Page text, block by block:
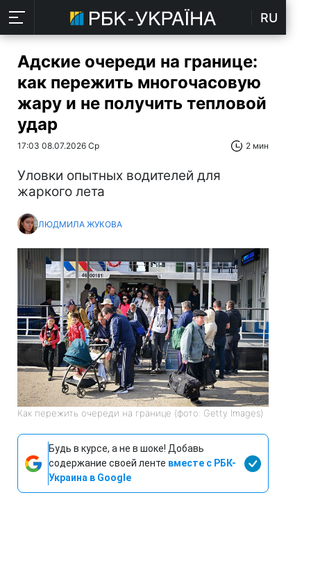
RU
Адские очереди на границе:
как пережить многочасовую
жару и не получить тепловой
удар
17:03 08.07.2026 Ср 2 мин
Уловки опытных водителей для
жаркого лета
ЛЮДМИЛА ЖУКОВА
Как пережить очереди на границе (фото: Getty Images)
Будь в курсе, а не в шоке! Добавь
содержание своей ленте вместе с РБК-
Украина в Google